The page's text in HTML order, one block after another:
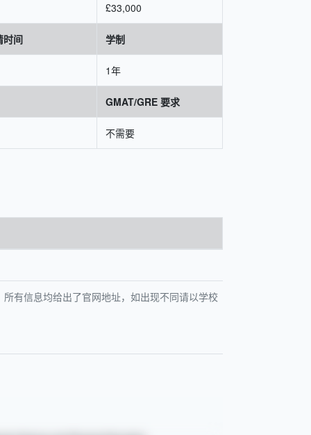
£33,000
时间 学制
1年
GMAT/GRE 要求
不需要
有信息均给出了官网地址，如出现不同请以学校